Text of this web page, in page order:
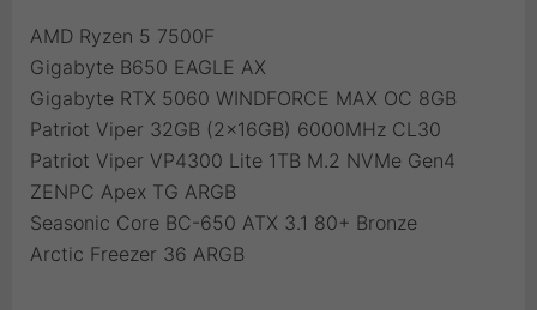
AMD Ryzen 5 7500F
Gigabyte B650 EAGLE AX
Gigabyte RTX 5060 WINDFORCE MAX OC 8GB
Patriot Viper 32GB (2x16GB) 6000MHz CL30
Patriot Viper VP4300 Lite 1TB M.2 NVMe Gen4
ZENPC Apex TG ARGB
Seasonic Core BC-650 ATX 3.1 80+ Bronze
Arctic Freezer 36 ARGB